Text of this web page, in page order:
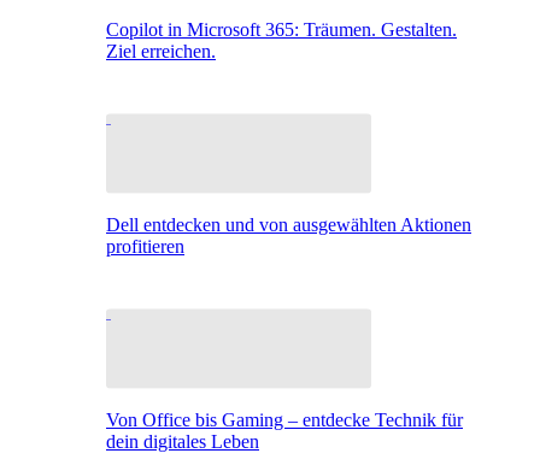
Copilot in Microsoft 365: Träumen. Gestalten.
Ziel erreichen.
Dell entdecken und von ausgewählten Aktionen
profitieren
Von Office bis Gaming – entdecke Technik für
dein digitales Leben